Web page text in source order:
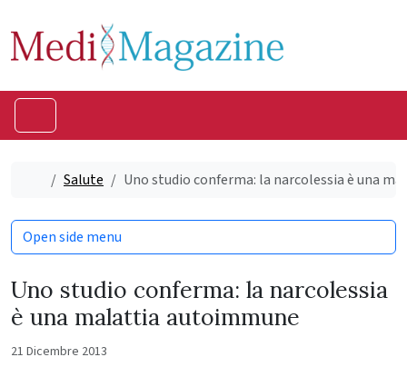
Home
Salute Uno studio conferma: la narcolessia è una
Uno studio conferma: la narcolessia
è una malattia autoimmune
21 Dicembre 2013
Open side menu